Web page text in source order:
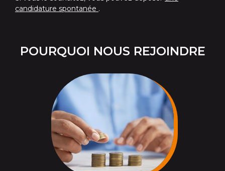
candidature spontanée .
POURQUOI NOUS REJOINDRE